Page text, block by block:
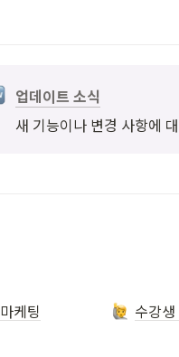
업데이트 소식
새 기능이나 변경 사항에
마케팅